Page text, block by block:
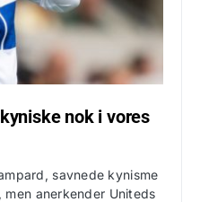
nok i vores
savnede kynisme
anerkender Uniteds